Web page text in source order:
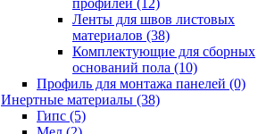
профилей (12)
Ленты для швов листовых
материалов (38)
Комплектующие для сборных
оснований пола (10)
Профиль для монтажа панелей (0)
Инертные материалы (38)
Гипс (5)